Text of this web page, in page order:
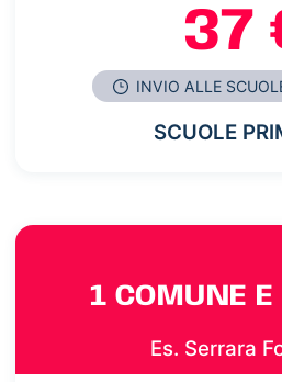
37
INVIO ALLE
SCUOLE
1 COMUNE E
Es. Serrara